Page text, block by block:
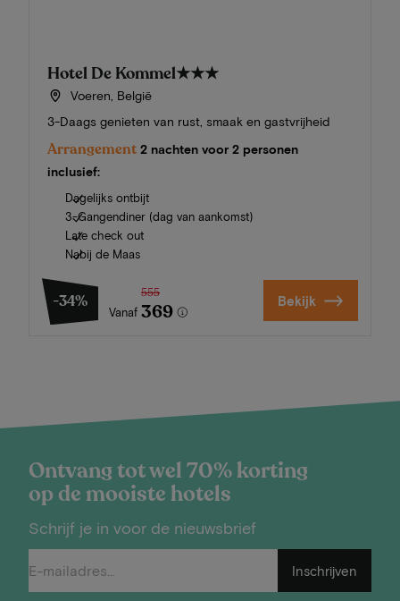
Hotel De Kommel★★★
Voeren, België
3-Daags genieten van rust, smaak en gastvrijheid
Arrangement 2 nachten voor 2 personen
inclusief:
Dagelijks ontbijt
3-Gangendiner (dag van aankomst)
Late check out
Nabij de Maas
-34%
Vanaf
555
369 Bekijk
Ontvang tot wel 70% korting
op de mooiste hotels
Schrijf je in voor de nieuwsbrief
Inschrijven